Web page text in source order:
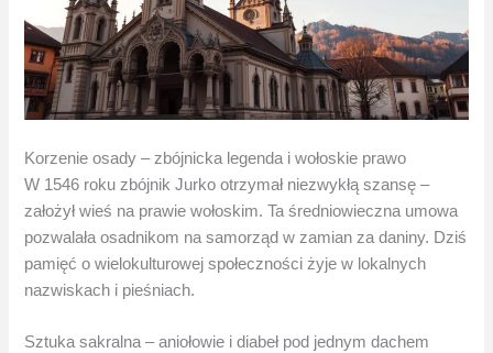
Korzenie osady – zbójnicka legenda i wołoskie prawo
W 1546 roku zbójnik Jurko otrzymał niezwykłą szansę –
założył wieś na prawie wołoskim. Ta średniowieczna umowa
pozwalała osadnikom na samorząd w zamian za daniny. Dziś
pamięć o wielokulturowej społeczności żyje w lokalnych
nazwiskach i pieśniach.
Sztuka sakralna – aniołowie i diabeł pod jednym dachem